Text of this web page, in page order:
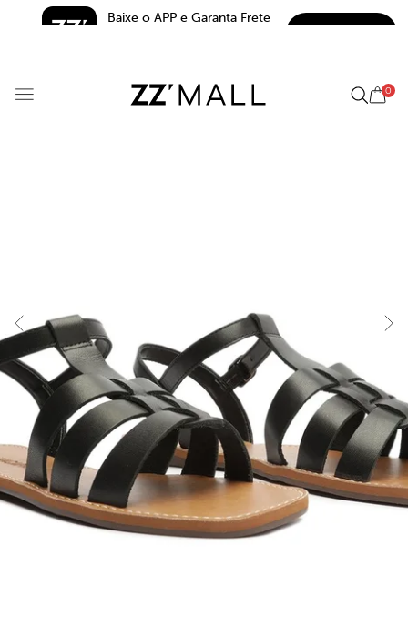
Baixe o APP e Garanta Frete
0